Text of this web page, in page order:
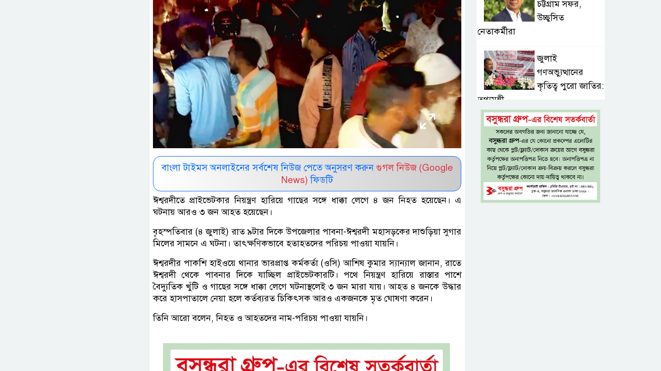
বাংলা টাইমস অনলাইনের সর্বশেষ নিউজ পেতে অনুসরণ করুন গুগল নিউজ (Google
News) ফিডটি
ঈশ্বরদীতে প্রাইভেটকার নিয়ন্ত্রণ হারিয়ে গাছের সঙ্গে ধাক্কা লেগে ৪ জন নিহত হয়েছেন। এ
ঘটনায় আরও ৩ জন আহত হয়েছেন।
বৃহস্পতিবার (৪ জুলাই) রাত ৯টার দিকে উপজেলার পাবনা-ঈশ্বরদী মহাসড়কের দাশুড়িয়া সুগার
মিলের সামনে এ ঘটনা। তাৎক্ষণিকভাবে হতাহতদের পরিচয় পাওয়া যায়নি।
ঈশ্বরদীর পাকশি হাইওয়ে থানার ভারপ্রাপ্ত কর্মকর্তা (ওসি) আশিষ কুমার স্যান্যাল জানান, রাতে
ঈশ্বরদী থেকে পাবনার দিকে যাচ্ছিল প্রাইভেটকারটি। পথে নিয়ন্ত্রণ হারিয়ে রাস্তার পাশে
বৈদ্যুতিক খুঁটি ও গাছের সঙ্গে ধাক্কা লেগে ঘটনাস্থলেই ৩ জন মারা যায়। আহত ৪ জনকে উদ্ধার
করে হাসপাতালে নেয়া হলে কর্তব্যরত চিকিৎসক আরও একজনকে মৃত ঘোষণা করেন।
তিনি আরো বলেন, নিহত ও আহতদের নাম-পরিচয় পাওয়া যায়নি।
চট্টগ্রাম সফর,
উচ্ছ্বসিত
নেতাকর্মীরা
জুলাই
গণঅভ্যুত্থানের
কৃতিত্ব পুরো জাতির:
তথ্যমন্ত্রী
গুরুত্বপূর্ণ ব্যক্তিদের
নিয়ে ‘অপপ্রচারের’
নিন্দা পুলিশের,
গুজবে কান না দেওয়ার আহ্বান
শেখ হাসিনার দিল্লির